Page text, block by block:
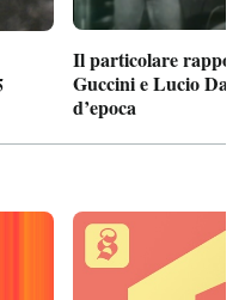
Il particolare
Guccini e Lucio
d’epoca